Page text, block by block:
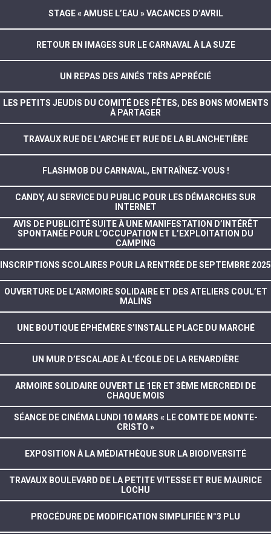
STAGE « AMUSE L’EAU » VACANCES D’AVRIL
RETOUR EN IMAGES SUR LE CARNAVAL À LA SUZE
UN REPAS DES AINÉS TRÈS APPRÉCIÉ
LES PETITS JEUDIS DU COMITÉ DES FÊTES, DES BONS MOMENTS
À PARTAGER
TRAVAUX RUE DE L’ARCHE ET RUE DE LA BLANCHETIÈRE
FLASHMOB DU CARNAVAL, ENTRAÎNEZ-VOUS !
CANDY, AU SERVICE DU PUBLIC POUR LES DÉMARCHES SUR
INTERNET
AVIS DE PUBLICITÉ SUITE À UNE MANIFESTATION D’INTÉRÊT
SPONTANÉE POUR L’OCCUPATION ET L’EXPLOITATION DU
CAMPING
INSCRIPTIONS SCOLAIRES POUR LA RENTRÉE DE SEPTEMBRE 2025
OUVERTURE DE L’ARMOIRE SOLIDAIRE ET DES ATELIERS COUL’ET
MALINS
UNE BOUTIQUE ÉPHÉMÈRE S’INSTALLE PLACE DU MARCHÉ
UN MUR D’ESCALADE À L’ÉCOLE DE LA RENARDIÈRE
ARMOIRE SOLIDAIRE OUVERT LE 1ER ET 3ÈME MERCREDI DE
CHAQUE MOIS
SÉANCE DE CINÉMA LUNDI 10 MARS « LE COMTE DE MONTE-
CRISTO »
EXPOSITION À LA MÉDIATHÈQUE SUR LA BIODIVERSITÉ
TRAVAUX BOULEVARD DE LA PETITE VITESSE ET RUE MAURICE
LOCHU
PROCÉDURE DE MODIFICATION SIMPLIFIÉE N°3 PLU